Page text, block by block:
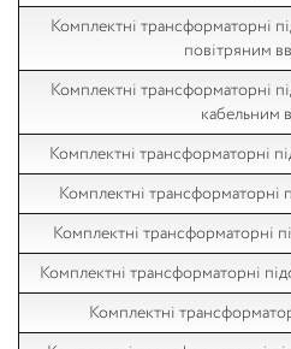
Комплектні трансформаторні
повітряним
Комплектні трансформаторні
кабельним
Комплектні трансформаторні
Комплектні трансформаторні
Комплектні трансформаторні
Комплектні трансформаторні
Комплектні